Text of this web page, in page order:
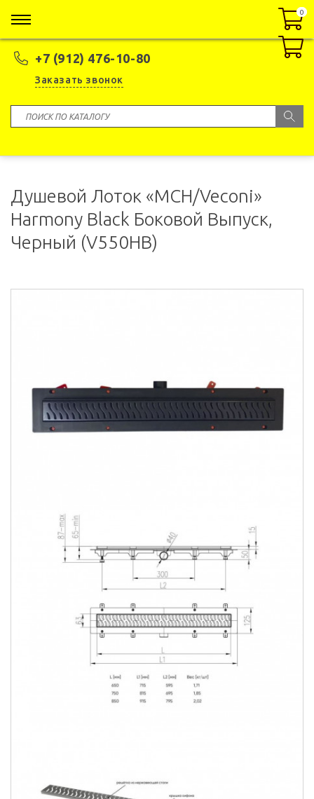
+7 (912) 476-10-80
Заказать звонок
0
0
Душевой Лоток «MCH/Veconi»
Harmony Black Боковой Выпуск,
Черный (V550HB)